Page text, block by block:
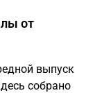
от
выпуск
собрано